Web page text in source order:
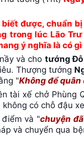
được, chuẩn
trong lúc Lão
ý nghĩa là có
và cho tướng Đỗ
Thượng tướng
"Không để
tài xế chở Phùng
không có chỗ đậu
và "chuyện
và chuyển qua